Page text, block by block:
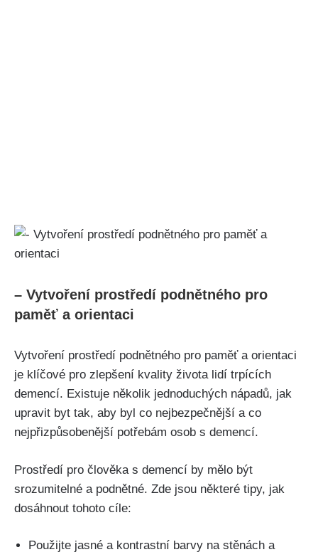
– Vytvoření prostředí podnětného pro
paměť a orientaci
Vytvoření prostředí podnětného pro paměť a orientaci
je klíčové pro zlepšení kvality života lidí trpících
demencí. Existuje několik jednoduchých nápadů, jak
upravit byt tak, aby byl co nejbezpečnější a co
nejpřizpůsobenější potřebám osob s demencí.
Prostředí pro člověka s demencí by mělo být
srozumitelné a podnětné. Zde jsou některé tipy, jak
dosáhnout tohoto cíle:
Použijte jasné a kontrastní barvy na stěnách a